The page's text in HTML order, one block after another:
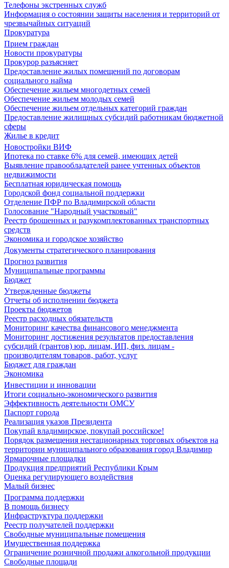
Телефоны экстренных служб
Информация о состоянии защиты населения и территорий от
чрезвычайных ситуаций
Прокуратура
Прием граждан
Новости прокуратуры
Прокурор разъясняет
Предоставление жилых помещений по договорам
социального найма
Обеспечение жильем многодетных семей
Обеспечение жильем молодых семей
Обеспечение жильем отдельных категорий граждан
Предоставление жилищных субсидий работникам бюджетной
сферы
Жилье в кредит
Новостройки ВИФ
Ипотека по ставке 6% для семей, имеющих детей
Выявление правообладателей ранее учтенных объектов
недвижимости
Бесплатная юридическая помощь
Городской фонд социальной поддержки
Отделение ПФР по Владимирской области
Голосование "Народный участковый"
Реестр брошенных и разукомплектованных транспортных
средств
Экономика и городское хозяйство
Документы стратегического планирования
Прогноз развития
Муниципальные программы
Бюджет
Утвержденные бюджеты
Отчеты об исполнении бюджета
Проекты бюджетов
Реестр расходных обязательств
Мониторинг качества финансового менеджмента
Мониторинг достижения результатов предоставления
субсидий (грантов) юр. лицам, ИП, физ. лицам -
производителям товаров, работ, услуг
Бюджет для граждан
Экономика
Инвестиции и инновации
Итоги социально-экономического развития
Эффективность деятельности ОМСУ
Паспорт города
Реализация указов Президента
Покупай владимирское, покупай российское!
Порядок размещения нестационарных торговых объектов на
территории муниципального образования город Владимир
Ярмарочные площадки
Продукция предприятий Республики Крым
Оценка регулирующего воздействия
Малый бизнес
Программа поддержки
В помощь бизнесу
Инфраструктура поддержки
Реестр получателей поддержки
Свободные муниципальные помещения
Имущественная поддержка
Ограничение розничной продажи алкогольной продукции
Свободные площади